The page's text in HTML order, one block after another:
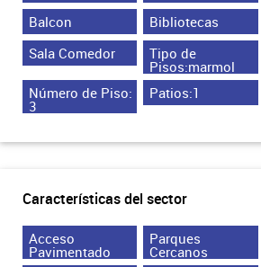
Balcon
Bibliotecas
Sala Comedor
Tipo de
Pisos:marmol
Número de Piso:
3
Patios:1
Características del sector
Acceso
Pavimentado
Parques
Cercanos